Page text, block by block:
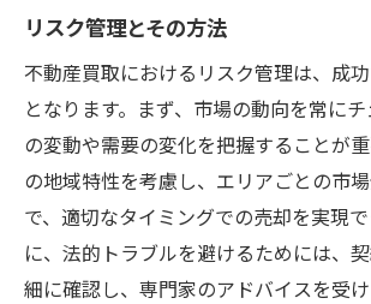
リスク管理とその方法
不動産買取におけるリスク管理は、成
となります。まず、市場の動向を常に
の変動や需要の変化を把握することが
の地域特性を考慮し、エリアごとの市
で、適切なタイミングでの売却を実現
に、法的トラブルを避けるためには、
細に確認し、専門家のアドバイスを受